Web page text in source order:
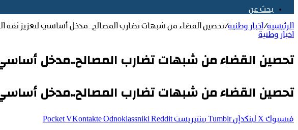
بحث عن
الرئيسية/ اخبار وطنية/تحصين القضاء من شبهات تضارب المصالح..مدخل أساسي لتعزيز ثقة
اخبار وطنية
تحصين القضاء من شبهات تضارب المصالح..مدخل أساسي
تحصين القضاء من شبهات تضارب المصالح..مدخل أساسي
فيسبوك‫X لينكدإن بينتيريست Odnoklassniki
‫Pocket